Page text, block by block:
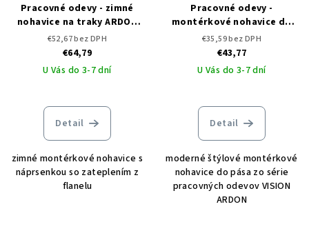
Pracovné odevy - zimné
nohavice na traky ARDON
VISION
€52,67 bez DPH
€64,79
U Vás do 3-7 dní
Detail
zimné montérkové nohavice s
náprsenkou so zateplením z
flanelu
Pracovné odevy -
montérkové nohavice do
pása ARDON VISION
€35,59 bez DPH
€43,77
U Vás do 3-7 dní
Detail
moderné štýlové montérkové
nohavice do pása zo série
pracovných odevov VISION
ARDON